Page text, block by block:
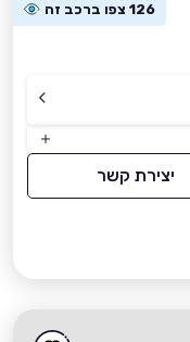
126 צפו ברכב זה
יצירת קשר